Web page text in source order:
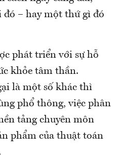
đó – hay một thứ gì đó
phát triển với sự hỗ
khỏe tâm thần.
là một số khác thì
phổ thông, việc phân
tảng chuyên môn
phẩm của thuật toán